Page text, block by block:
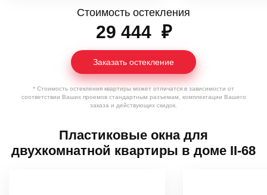
Стоимость остекления
29 444 ₽
Заказать остекление
* Стоимость остекления квартиры может отличатся в зависимости от
соответствии Ваших проемов стандартным разъемам, комплектации Вашего
заказа и действующих скидок.
Пластиковые окна для
двухкомнатной квартиры в доме II-68